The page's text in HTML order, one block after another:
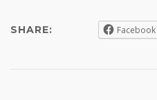
SHARE: Facebook